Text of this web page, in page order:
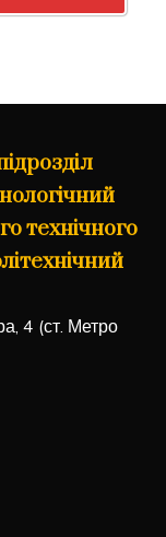
технічного
4 (ст. Метро